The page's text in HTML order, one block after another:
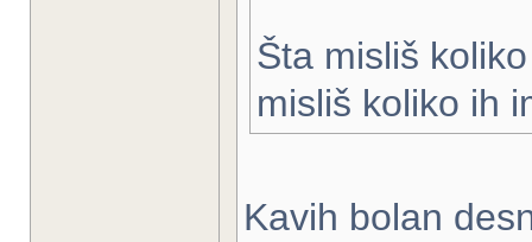
Šta misliš
misliš koliko ih
Kavih bolan